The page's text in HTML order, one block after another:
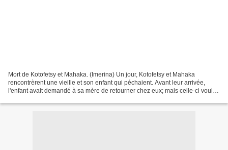
Mort de Kotofetsy et Mahaka. (Imerina) Un jour, Kotofetsy et Mahaka
rencontrèrent une vieille et son enfant qui péchaient. Avant leur arrivée,
l'enfant avait demandé à sa mère de retourner chez eux; mais celle-ci voulait